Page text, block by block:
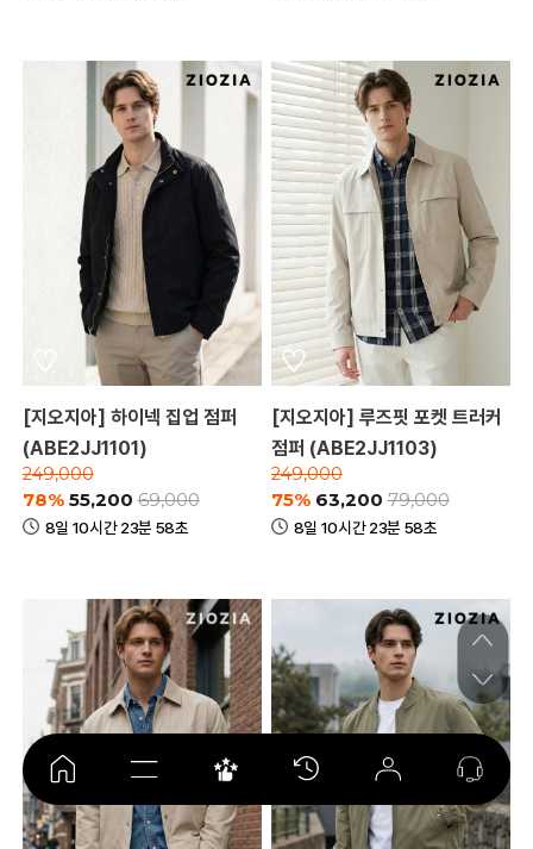
[지오지아] 하이넥 집업 점퍼
(ABE2JJ1101)
249,000
78% 55,200 69,000
8일 10시간 23분 58초
[지오지아] 루즈핏 포켓 트러커
점퍼 (ABE2JJ1103)
249,000
75% 63,200 79,000
8일 10시간 23분 58초